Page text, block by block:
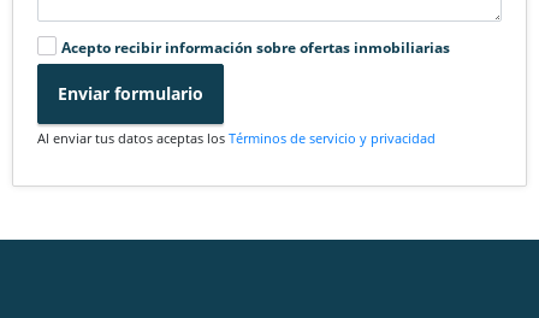
Acepto recibir información sobre ofertas inmobiliarias
Enviar formulario
Al enviar tus datos aceptas los Términos de servicio y privacidad